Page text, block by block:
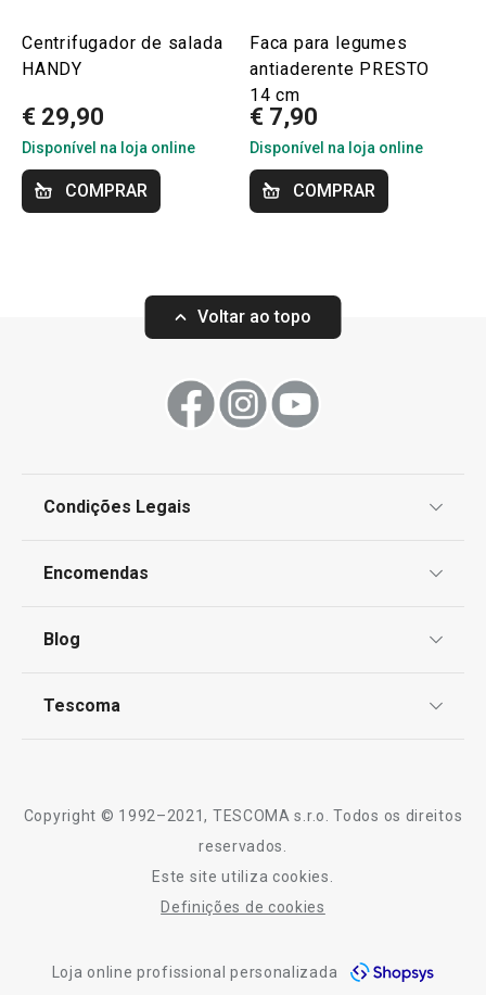
Centrifugador de salada
HANDY
€ 29,90
Disponível na loja online
COMPRAR
Faca para legumes
antiaderente PRESTO
14 cm
€ 7,90
Disponível na loja online
COMPRAR
Voltar ao topo
Condições Legais
Livro de Reclamações
Encomendas
Perguntas Frequentes
Blog
Tescoma
Copyright © 1992–2021, TESCOMA s.r.o. Todos os direitos
reservados.
Este site utiliza cookies.
Definições de cookies
Loja online profissional personalizada